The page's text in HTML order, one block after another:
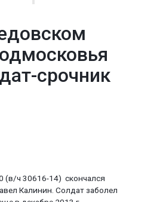
срочник
(в/ч 30616-14) скончался
Калинин Солдат заболел